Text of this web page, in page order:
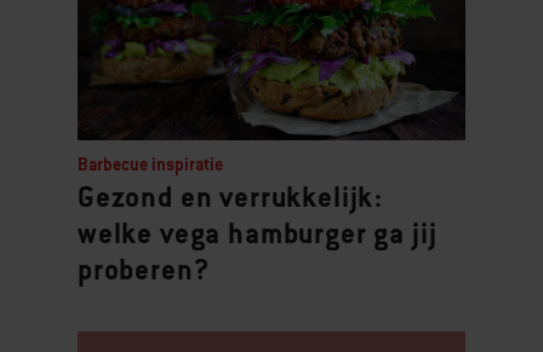
Barbecue inspiratie
Gezond en verrukkelijk:
welke vega hamburger ga jij
proberen?